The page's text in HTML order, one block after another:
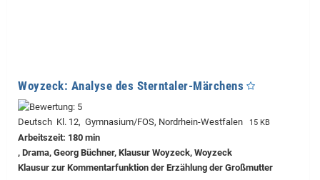
Woyzeck: Analyse des Sterntaler-Märchens
Deutsch Kl. 12, Gymnasium/FOS, Nordrhein-Westfalen 15 KB
Arbeitszeit: 180 min
, Drama, Georg Büchner, Klausur Woyzeck, Woyzeck
Klausur zur Kommentarfunktion der Erzählung der Großmutter